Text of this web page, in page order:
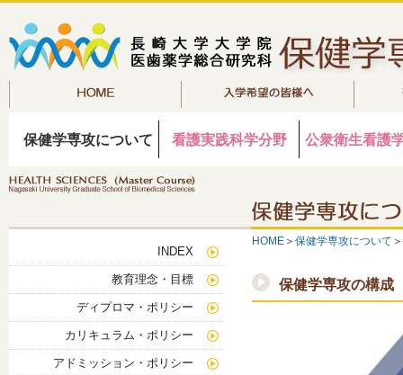
保健学専攻について 看護実践科学分野 公衆衛生看護
INDEX
教育理念・目標
ディプロマ・ポリシー
カリキュラム・ポリシー
アドミッション・ポリシー
HOME ＞ 保健学専攻について
保健学専攻の構成